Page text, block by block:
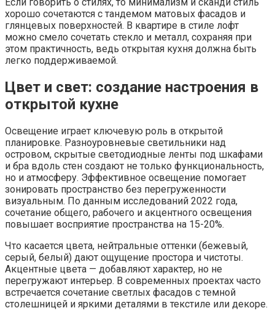
Если говорить о стилях, то минимализм и сканди стиль
хорошо сочетаются с тандемом матовых фасадов и
глянцевых поверхностей. В квартире в стиле лофт
можно смело сочетать стекло и металл, сохраняя при
этом практичность, ведь открытая кухня должна быть
легко поддерживаемой.
Цвет и свет: создание настроения в
открытой кухне
Освещение играет ключевую роль в открытой
планировке. Разноуровневые светильники над
островом, скрытые светодиодные ленты под шкафами
и бра вдоль стен создают не только функциональность,
но и атмосферу. Эффективное освещение помогает
зонировать пространство без перегруженности
визуальным. По данным исследований 2022 года,
сочетание общего, рабочего и акцентного освещения
повышает восприятие пространства на 15-20%.
Что касается цвета, нейтральные оттенки (бежевый,
серый, белый) дают ощущение простора и чистоты.
Акцентные цвета — добавляют характер, но не
перегружают интерьер. В современных проектах часто
встречается сочетание светлых фасадов с темной
столешницей и яркими деталями в текстиле или декоре.